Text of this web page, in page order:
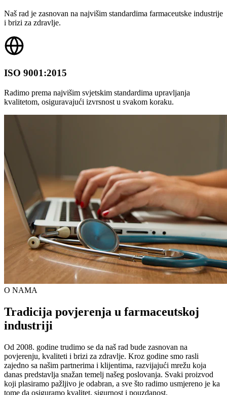
Naš rad je zasnovan na najvišim standardima farmaceutske industrije
i brizi za zdravlje.
ISO 9001:2015
Radimo prema najvišim svjetskim standardima upravljanja
kvalitetom, osiguravajući izvrsnost u svakom koraku.
O NAMA
Tradicija povjerenja u farmaceutskoj
industriji
Od 2008. godine trudimo se da naš rad bude zasnovan na
povjerenju, kvaliteti i brizi za zdravlje. Kroz godine smo rasli
zajedno sa našim partnerima i klijentima, razvijajući mrežu koja
danas predstavlja snažan temelj našeg poslovanja. Svaki proizvod
koji plasiramo pažljivo je odabran, a sve što radimo usmjereno je ka
tome da osiguramo kvalitet, sigurnost i pouzdanost.